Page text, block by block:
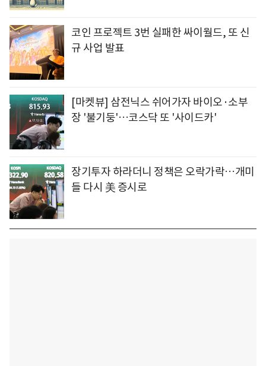
코인 프로젝트 3번 실패한 싸이월드, 또 신
규 사업 발표
[마켓뷰] 삼전닉스 쉬어가자 바이오·소부
장 '불기둥'…코스닥 또 '사이드카'
장기투자 하라더니 정책은 오락가락…개미
들 다시 美 증시로